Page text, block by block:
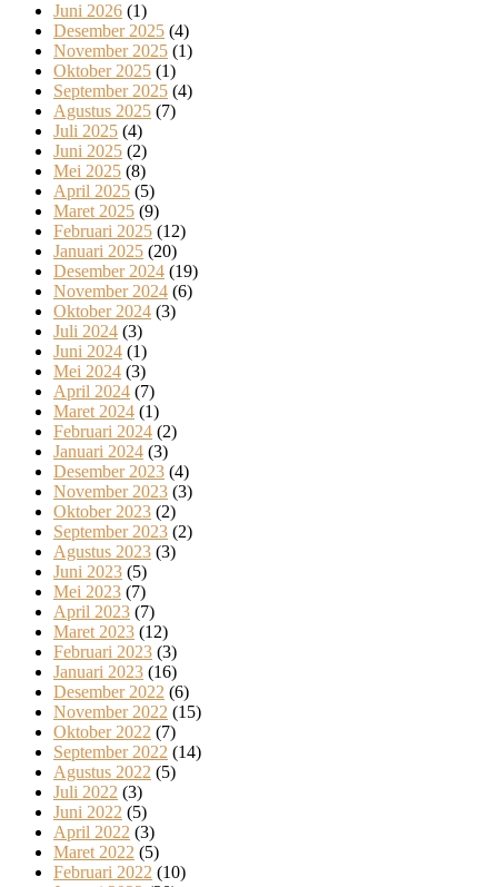
Juni 2026 (1)
Desember 2025 (4)
November 2025 (1)
Oktober 2025 (1)
September 2025 (4)
Agustus 2025 (7)
Juli 2025 (4)
Juni 2025 (2)
Mei 2025 (8)
April 2025 (5)
Maret 2025 (9)
Februari 2025 (12)
Januari 2025 (20)
Desember 2024 (19)
November 2024 (6)
Oktober 2024 (3)
Juli 2024 (3)
Juni 2024 (1)
Mei 2024 (3)
April 2024 (7)
Maret 2024 (1)
Februari 2024 (2)
Januari 2024 (3)
Desember 2023 (4)
November 2023 (3)
Oktober 2023 (2)
September 2023 (2)
Agustus 2023 (3)
Juni 2023 (5)
Mei 2023 (7)
April 2023 (7)
Maret 2023 (12)
Februari 2023 (3)
Januari 2023 (16)
Desember 2022 (6)
November 2022 (15)
Oktober 2022 (7)
September 2022 (14)
Agustus 2022 (5)
Juli 2022 (3)
Juni 2022 (5)
April 2022 (3)
Maret 2022 (5)
Februari 2022 (10)